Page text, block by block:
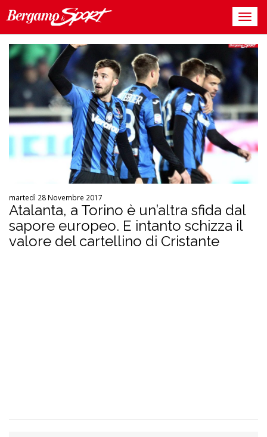
martedì 28 Novembre 2017
Atalanta, a Torino è un’altra sfida dal
sapore europeo. E intanto schizza il
valore del cartellino di Cristante